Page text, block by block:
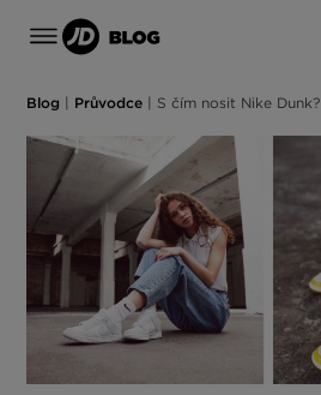
Blog | Průvodce | S čím nosit Nike Dunk?